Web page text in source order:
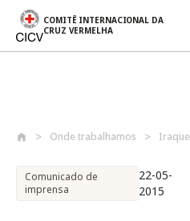
COMITÊ INTERNACIONAL DA
CRUZ VERMELHA
Onde trabalhamos Iraque
Comunicado de
imprensa
22-05-
2015